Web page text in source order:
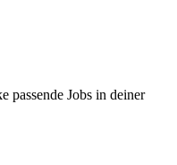
passende Jobs in deiner